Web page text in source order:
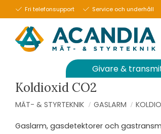
Fri telefonsupport Service och underhåll
Givare &
Koldioxid CO2
MÄT- & STYRTEKNIK GASLARM
Gaslarm, gasdetektorer och